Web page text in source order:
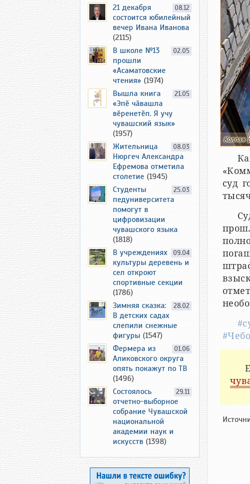
Коллаж
суд
08.12
21 декабря
состоится юбилейный
вечер Ивана Иванова
(2115)
02.05
В школе №13
прошли
«Асаматовские
чтения» (1974)
21.05
Вышла книга
«Эпӗ чӑвашла
вӗренетӗп. Я учу
чувашский язык»
(1957)
08.03
Жительница
Нюргеч Александра
Ефремова отметила
столетие (1945)
25.03
Студенты
педуниверситета
помогут в
цифровизации
чувашского языка
(1818)
09.04
В учреждениях
культуры деревень и
сел откроют
спортивные секции
(1786)
28.02
Зимняя сказка:
В детских садах
слепили снежные
фигуры (1547)
01.06
Фермера из
Аликовского округа
опять покажут по ТВ
(1496)
29.11
Состоялось
отчетно-выборное
собрание Чувашской
национальной
академии наук и
искусств (1398)